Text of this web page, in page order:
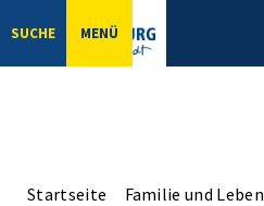
SUCHE MENÜ
Startseite Familie und Leben